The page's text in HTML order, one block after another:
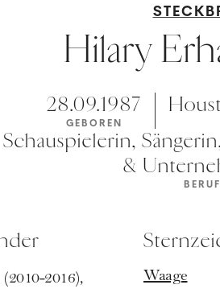
Hilary
GEBOREN
28.09.1987
BERUF
Schauspielerin,
&
2016),
Waage